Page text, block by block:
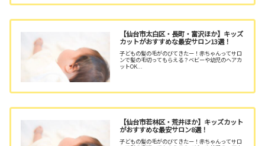
【仙台市太白区・長町・富沢ほか】キッズ
カットがおすすめな最安サロン13選！
子どもの髪の毛がのびてきたー！赤ちゃんってサロ
ンで髪の毛切ってもらえる？ベビーや幼児のヘアカ
ットOK...
【仙台市若林区・荒井ほか】キッズカット
がおすすめな最安サロン8選！
子どもの髪の毛がのびてきたー！赤ちゃんってサロ